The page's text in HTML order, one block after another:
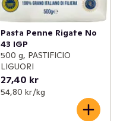
Pasta Penne Rigate No
43 IGP
500 g, PASTIFICIO
LIGUORI
27,40 kr
54,80 kr /kg